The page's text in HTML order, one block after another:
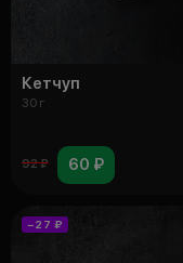
Кетчуп
30 г
92 ₽ 60 ₽
−27 ₽